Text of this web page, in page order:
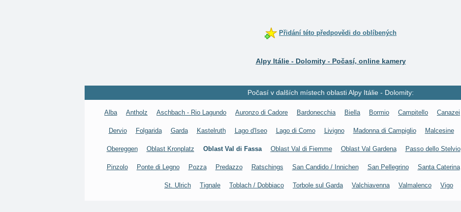
Přidání této předpovědi do oblíbených
Alpy Itálie - Dolomity - Počasí, online kamery
Počasí v dalších místech oblasti Alpy Itálie - Dolomity:
Alba Antholz Aschbach - Rio Lagundo Auronzo di Cadore Bardonecchia Biella Bormio Campitello Canazei
Dervio Folgarida Garda Kastelruth Lago d'Iseo Lago di Como Livigno Madonna di Campiglio Malcesine
Obereggen Oblast Kronplatz Oblast Val di Fassa Oblast Val di Fiemme Oblast Val Gardena Passo dello Stelvio
Pinzolo Ponte di Legno Pozza Predazzo Ratschings San Candido / Innichen San Pellegrino Santa Caterina
St. Ulrich Tignale Toblach / Dobbiaco Torbole sul Garda Valchiavenna Valmalenco Vigo